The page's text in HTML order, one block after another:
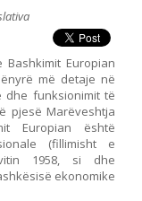
Europian
më detaje në
dhe funksionimit të
pjesë Marëveshtja
Europian është
(fillimisht e
1958, si dhe
ekonomike